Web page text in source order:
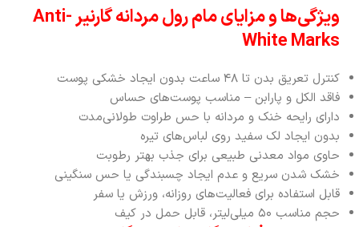
ویژگی‌ها و مزایای مام رول مردانه گارنیر Anti-
White Marks
کنترل تعریق بدن تا ۴۸ ساعت بدون ایجاد خشکی پوست
فاقد الکل و پارابن – مناسب پوست‌های حساس
دارای رایحه خنک و مردانه با حس طراوت طولانی‌مدت
بدون ایجاد لک سفید روی لباس‌های تیره
حاوی مواد معدنی طبیعی برای جذب بهتر رطوبت
خشک شدن سریع و عدم ایجاد چسبندگی یا حس سنگینی
قابل استفاده برای فعالیت‌های روزانه، ورزش یا سفر
حجم مناسب ۵۰ میلی‌لیتر، قابل حمل در کیف